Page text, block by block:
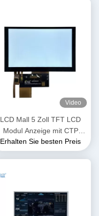
Video
LCD Mall 5 Zoll TFT LCD
Modul Anzeige mit CTP
Touch Panel IPS Anzeige
400cd/M2
Erhalten Sie besten Preis